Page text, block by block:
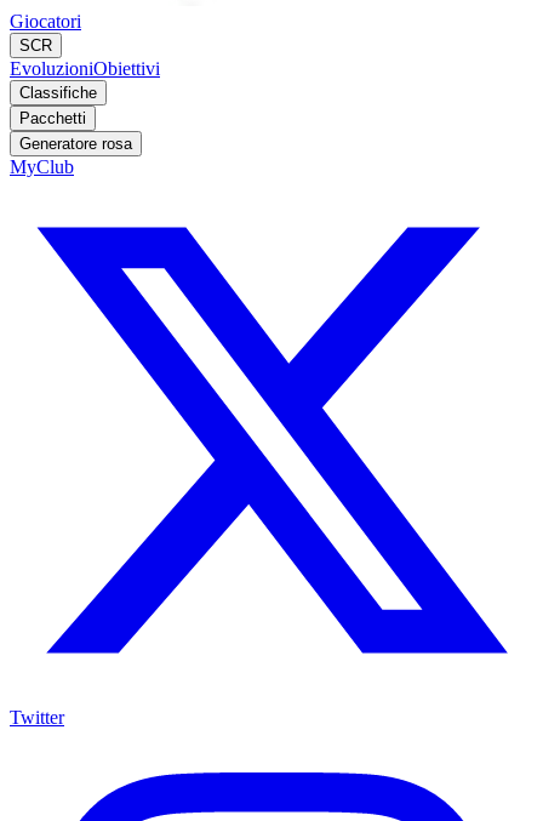
Giocatori
SCR
EvoluzioniObiettivi
Classifiche
Pacchetti
Generatore rosa
MyClub
Twitter